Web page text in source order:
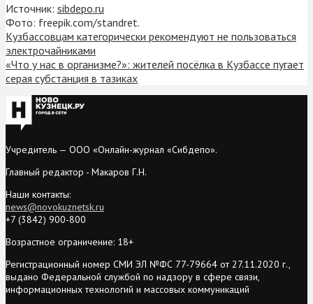
Источник: sibdepo.ru
Фото: freepik.com/standret.
Кузбассовцам категорически рекомендуют не пользоваться
электрочайниками
«Что у нас в организме?»: жителей посёлка в Кузбассе пугает
серая субстанция в тазиках
Учредитель — ООО «Онлайн-журнал «Сибдепо».
Главный редактор - Макаров Г.Н.
Наши контакты:
news@novokuznetsk.ru
+7 (3842) 900-800
Возрастное ограничение: 18+
Регистрационный номер СМИ ЭЛ №ФС 77-79664 от 27.11.2020 г.,
выдано Федеральной службой по надзору в сфере связи,
информационных технологий и массовых коммуникаций